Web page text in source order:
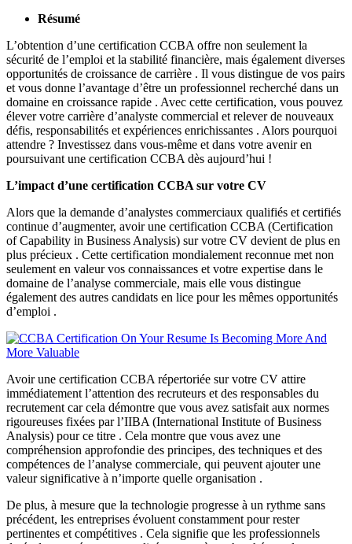
Résumé
L’obtention d’une certification CCBA offre non seulement la
sécurité de l’emploi et la stabilité financière, mais également diverses
opportunités de croissance de carrière . Il vous distingue de vos pairs
et vous donne l’avantage d’être un professionnel recherché dans un
domaine en croissance rapide . Avec cette certification, vous pouvez
élever votre carrière d’analyste commercial et relever de nouveaux
défis, responsabilités et expériences enrichissantes . Alors pourquoi
attendre ? Investissez dans vous-même et dans votre avenir en
poursuivant une certification CCBA dès aujourd’hui !
L’impact d’une certification CCBA sur votre CV
Alors que la demande d’analystes commerciaux qualifiés et certifiés
continue d’augmenter, avoir une certification CCBA (Certification
of Capability in Business Analysis) sur votre CV devient de plus en
plus précieux . Cette certification mondialement reconnue met non
seulement en valeur vos connaissances et votre expertise dans le
domaine de l’analyse commerciale, mais elle vous distingue
également des autres candidats en lice pour les mêmes opportunités
d’emploi .
Avoir une certification CCBA répertoriée sur votre CV attire
immédiatement l’attention des recruteurs et des responsables du
recrutement car cela démontre que vous avez satisfait aux normes
rigoureuses fixées par l’IIBA (International Institute of Business
Analysis) pour ce titre . Cela montre que vous avez une
compréhension approfondie des principes, des techniques et des
compétences de l’analyse commerciale, qui peuvent ajouter une
valeur significative à n’importe quelle organisation .
De plus, à mesure que la technologie progresse à un rythme sans
précédent, les entreprises évoluent constamment pour rester
pertinentes et compétitives . Cela signifie que les professionnels